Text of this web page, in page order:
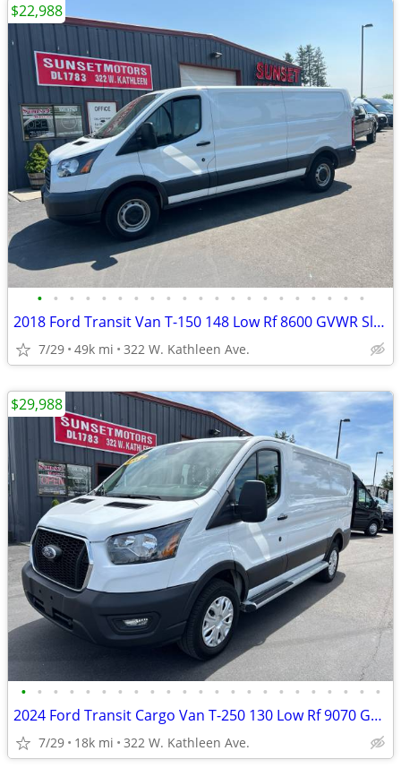
• • • • • • • • • • • • • • • • • • • • •
2018 Ford Transit Van T-150 148 Low Rf 8600 GVWR Sliding RH Dr
7/29 49k mi 322 W. Kathleen Ave.
$22,988
• • • • • • • • • • • • • • • • • • • • • • •
2024 Ford Transit Cargo Van T-250 130 Low Rf 9070 GVWR RWD
7/29 18k mi 322 W. Kathleen Ave.
$29,988